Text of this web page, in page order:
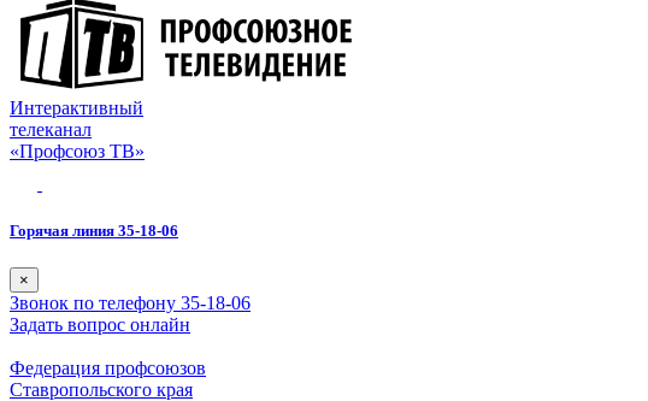
Интерактивный
телеканал
«Профсоюз ТВ»
Горячая линия 35-18-06
×
Звонок по телефону 35-18-06
Задать вопрос онлайн
Федерация профсоюзов
Ставропольского края